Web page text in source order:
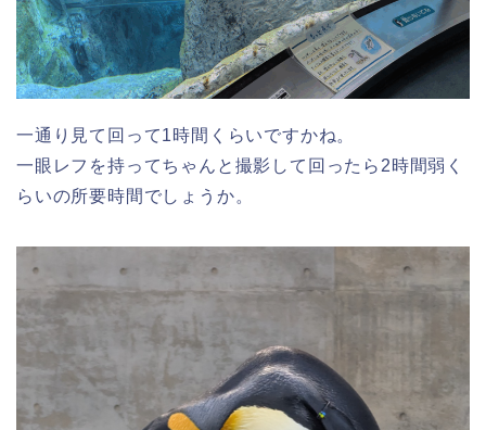
一通り見て回って1時間くらいですかね。
一眼レフを持ってちゃんと撮影して回ったら2時間弱く
らいの所要時間でしょうか。